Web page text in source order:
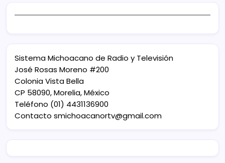
Sistema Michoacano de Radio y Televisión
José Rosas Moreno #200
Colonia Vista Bella
CP 58090, Morelia, México
Teléfono (01) 4431136900
Contacto smichoacanortv@gmail.com